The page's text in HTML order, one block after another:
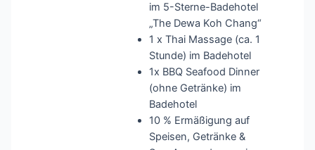
im 5-Sterne-Badehotel
„The Dewa Koh Chang“
1 x Thai Massage (ca. 1
Stunde) im Badehotel
1x BBQ Seafood Dinner
(ohne Getränke) im
Badehotel
10 % Ermäßigung auf
Speisen, Getränke &